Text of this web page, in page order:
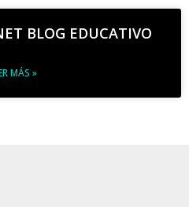
BLOG EDUCATIVO
MÁS »